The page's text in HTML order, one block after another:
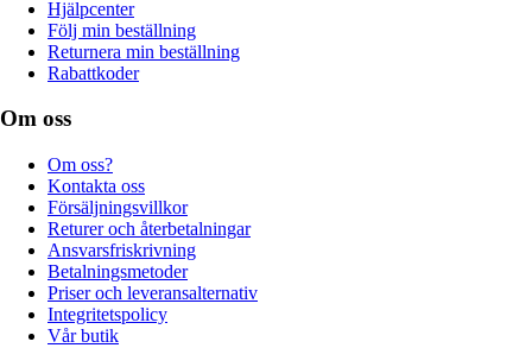
Hjälpcenter
Följ min beställning
Returnera min beställning
Rabattkoder
Om oss
Om oss?
Kontakta oss
Försäljningsvillkor
Returer och återbetalningar
Ansvarsfriskrivning
Betalningsmetoder
Priser och leveransalternativ
Integritetspolicy
Vår butik